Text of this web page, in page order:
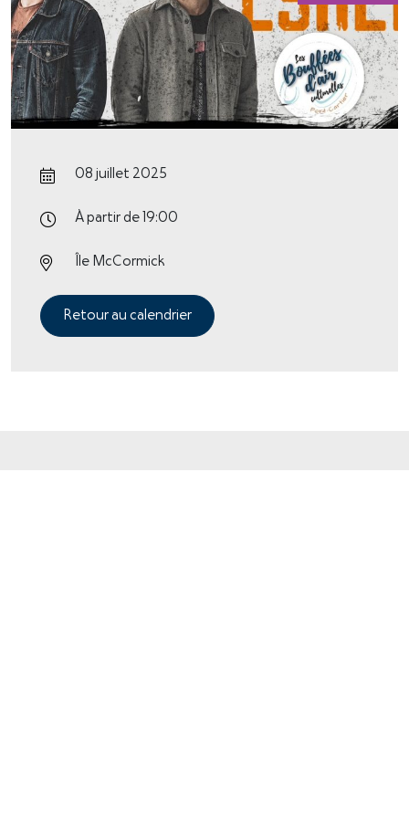
08 juillet 2025
À partir de 19:00
Île McCormick
Retour au calendrier